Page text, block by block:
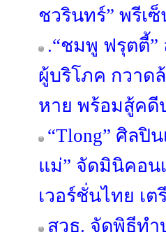
ชวรินทร์” พรีเ
.“ชมพู ฟรุตตี้”
ผู้บริโภค กวาด
หาย พร้อมสู้คดี
“Tlong” ศิลปิ
แม่” จัดมินิคอน
เวอร์ชั่นไทย เ
สวธ. จัดพิธีท